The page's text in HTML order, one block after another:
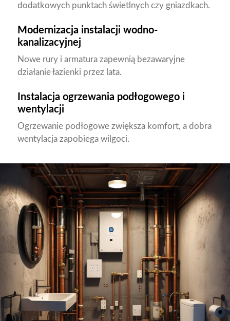
dodatkowych punktach świetlnych czy gniazdkach.
Modernizacja instalacji wodno-
kanalizacyjnej
Nowe rury i armatura zapewnią bezawaryjne
działanie łazienki przez lata.
Instalacja ogrzewania podłogowego i
wentylacji
Ogrzewanie podłogowe zwiększa komfort, a dobra
wentylacja zapobiega wilgoci.